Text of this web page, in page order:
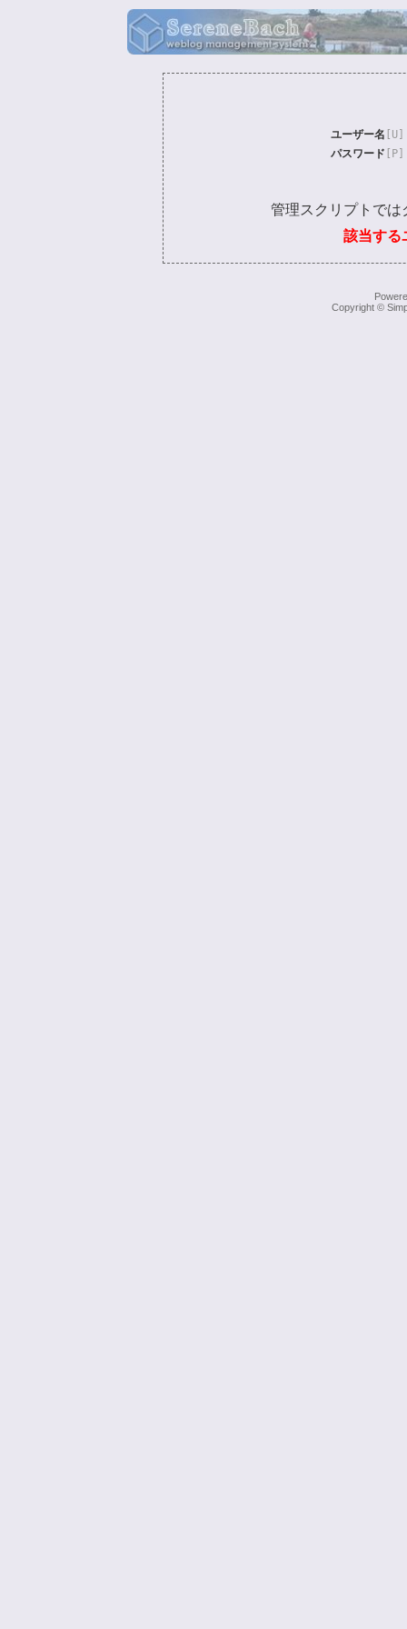
ユーザー名 [U]
パスワード [P]
管理スクリプトでは
該当する
Copyright ©